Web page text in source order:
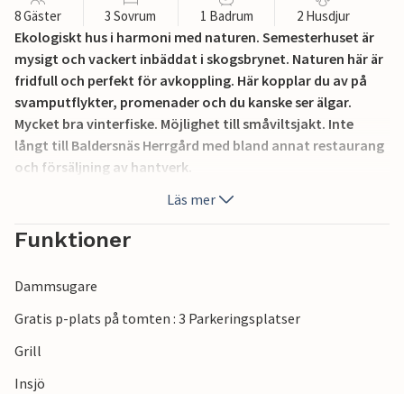
8 Gäster 3 Sovrum 1 Badrum 2 Husdjur
Ekologiskt hus i harmoni med naturen. Semesterhuset är
mysigt och vackert inbäddat i skogsbrynet. Naturen här är
fridfull och perfekt för avkoppling. Här kopplar du av på
svamputflykter, promenader och du kanske ser älgar.
Mycket bra vinterfiske. Möjlighet till småviltsjakt. Inte
långt till Baldersnäs Herrgård med bland annat restaurang
och försäljning av hantverk.
Läs mer
Funktioner
Dammsugare
Gratis p-plats på tomten : 3 Parkeringsplatser
Grill
Insjö